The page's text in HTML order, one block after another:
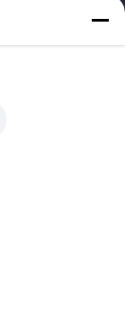
ডাই স্টিল, গরম